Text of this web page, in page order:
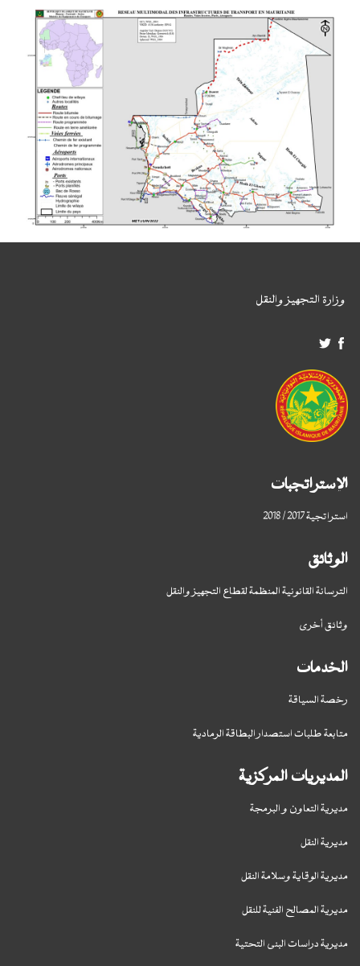
وزارة التجهيز والنقل
الإستراتجبات
استراتجية 2017 / 2018
الوثائق
الترسانة القانونية المنظمة لقطاع التجهيز والنقل
وثائق أخرى
الخدمات
رخصة السياقة
متابعة طلبات استصدار البطاقة الرمادية
المديريات المركزية
مديرية التعاون و البرمجة
مديرية النقل
مديرية الوقاية وسلامة النقل
مديرية المصالح الفنية للنقل
مديرية دراسات البنى التحتية